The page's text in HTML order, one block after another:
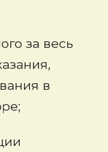
за весь
в